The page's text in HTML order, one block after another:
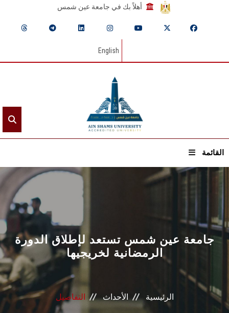
أهلاً بك في جامعة عين شمس
English
القائمة
الرئيسيـة
عن الجامعة
القطاعـات
الشئون الأكاديمية
البحث العلمي
جامعة عين شمس تستعد لإطلاق الدورة
الرمضانية لخريجيها
الرئيسية الأحداث التفاصيل